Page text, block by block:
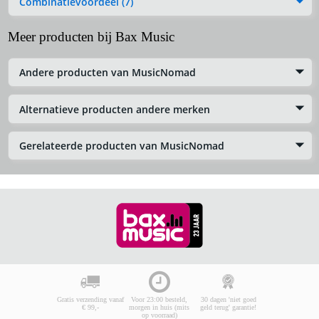
Meer producten bij Bax Music
Andere producten van MusicNomad
Alternatieve producten andere merken
Gerelateerde producten van MusicNomad
Gratis verzending vanaf
€ 99,-
Voor 23:00 besteld,
morgen in huis (mits
op voorraad)
30 dagen 'niet goed
geld terug' garantie!